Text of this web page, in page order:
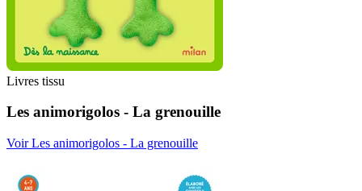
Livres tissu
Les animorigolos - La grenouille
Voir Les animorigolos - La grenouille